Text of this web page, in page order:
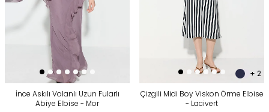
İnce Askılı Volanlı Uzun Fularlı
Abiye Elbise - Mor
+ 2
Çizgili Midi Boy Viskon Örme Elbise
- Lacivert